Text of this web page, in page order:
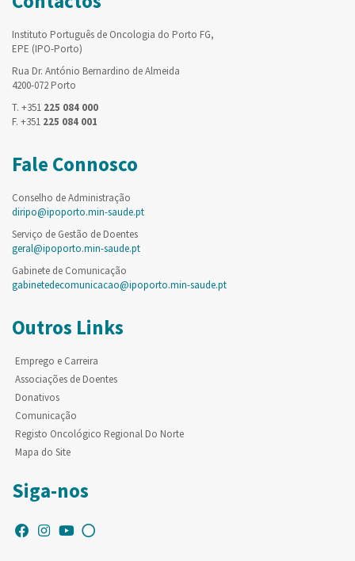
Instituto Português de Oncologia do Porto FG,
EPE (IPO-Porto)
Rua Dr. António Bernardino de Almeida
4200-072 Porto
T. +351 225 084 000
F. +351 225 084 001
Fale Connosco
Conselho de Administração
diripo@ipoporto.min-saude.pt
Serviço de Gestão de Doentes
geral@ipoporto.min-saude.pt
Gabinete de Comunicação
gabinetedecomunicacao@ipoporto.min-saude.pt
Outros Links
Emprego e Carreira
Associações de Doentes
Donativos
Comunicação
Registo Oncológico Regional Do Norte
Mapa do Site
Siga-nos